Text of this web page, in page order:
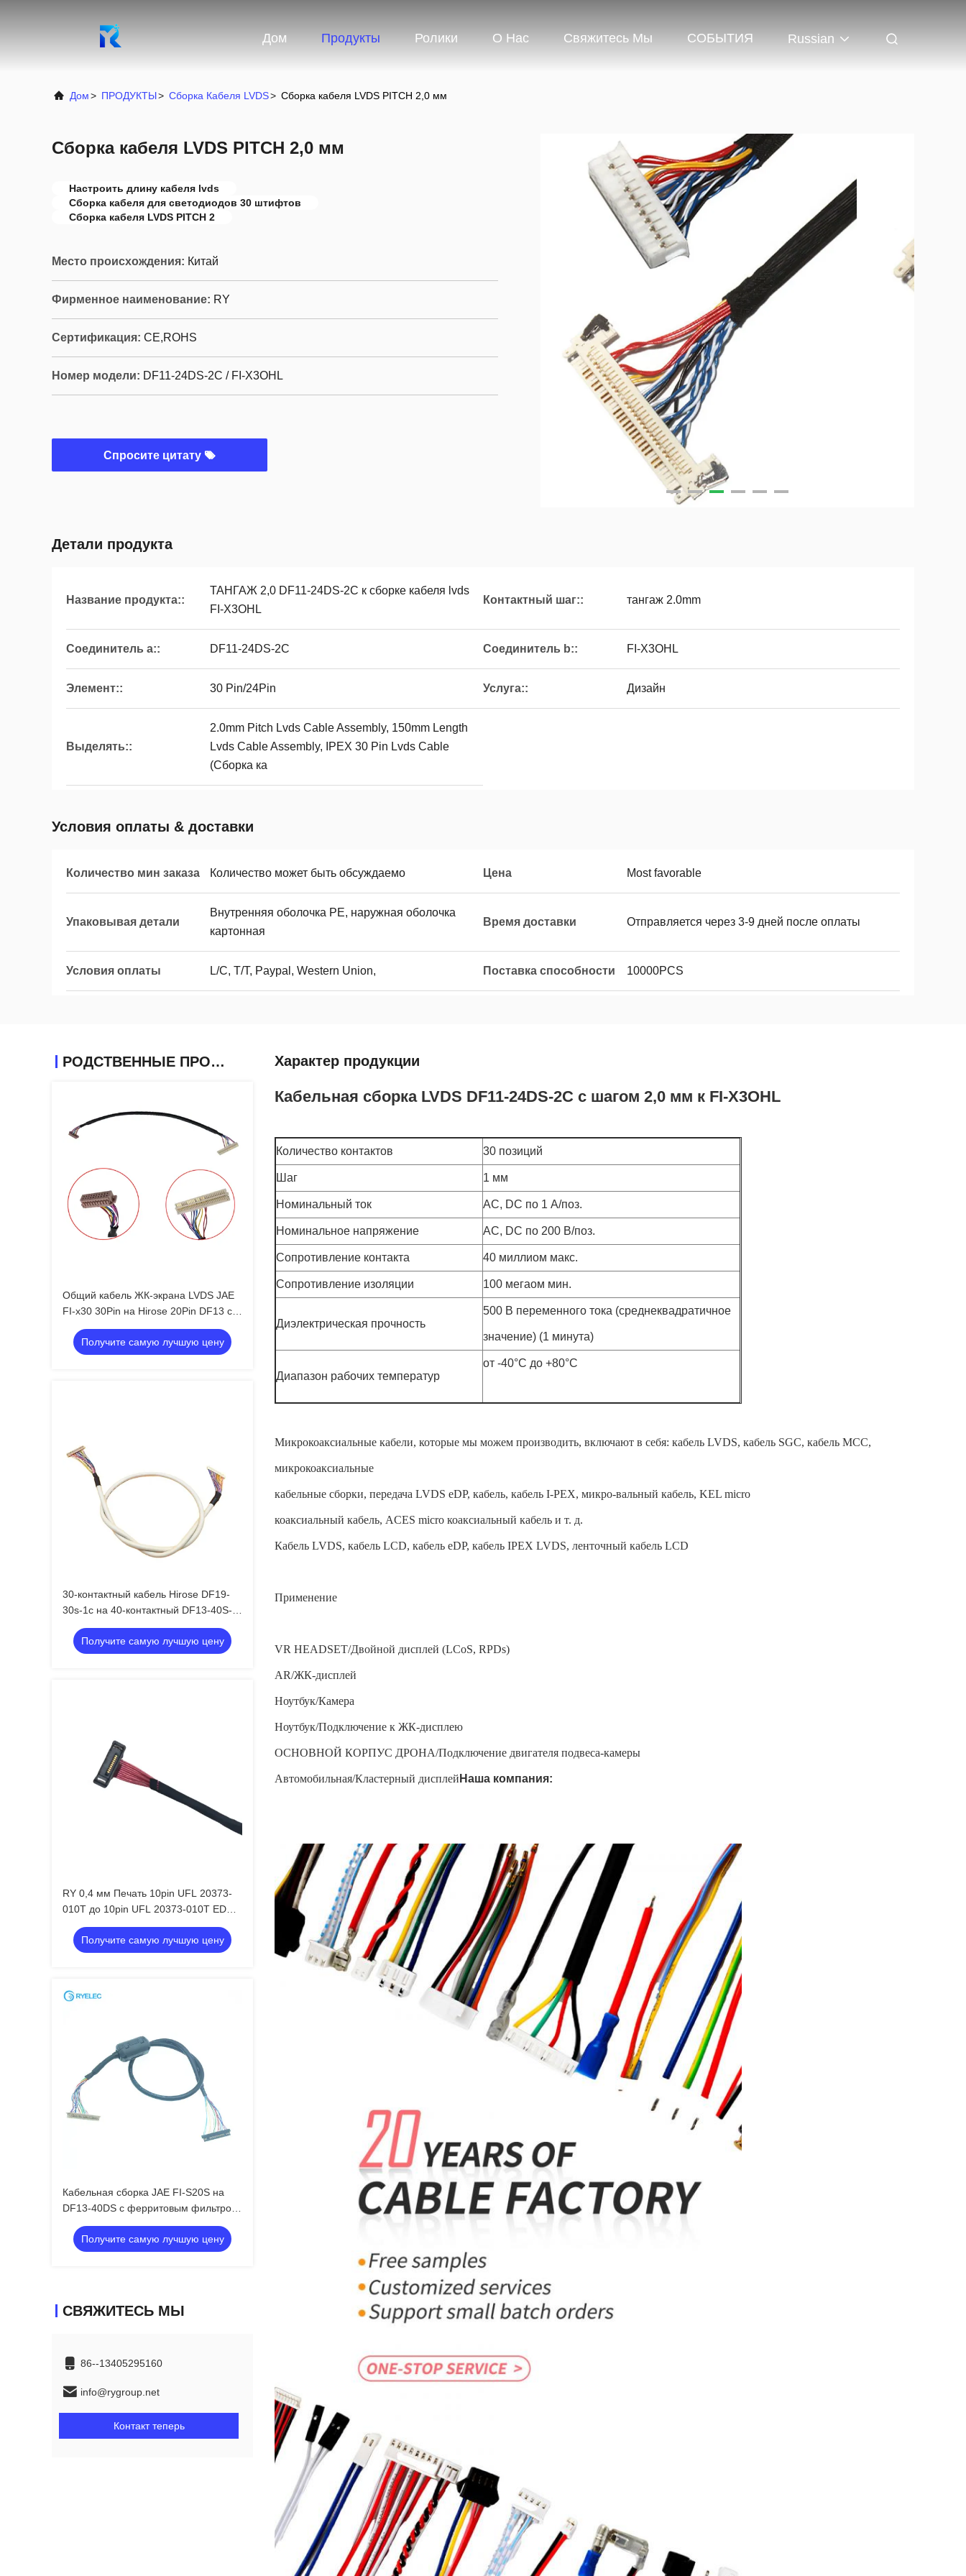
Дом Продукты Ролики О Нас Свяжитесь Мы СОБЫТИЯ Russian
Дом> ПРОДУКТЫ> Сборка Кабеля LVDS> Сборка кабеля LVDS PITCH 2,0 мм
Сборка кабеля LVDS PITCH 2,0 мм
Настроить длину кабеля lvds
Сборка кабеля для светодиодов 30 штифтов
Сборка кабеля LVDS PITCH 2
Место происхождения: Китай
Фирменное наименование: RY
Сертификация: CE,ROHS
Номер модели: DF11-24DS-2C / FI-X3OHL
Спросите цитату
Детали продукта
Название продукта::
ТАНГАЖ 2,0 DF11-24DS-2C к сборке кабеля lvds
FI-X3OHL
Контактный шаг:: тангаж 2.0mm
Соединитель a:: DF11-24DS-2C Соединитель b:: FI-X3OHL
Элемент:: 30 Pin/24Pin Услуга:: Дизайн
Выделять::
2.0mm Pitch Lvds Cable Assembly, 150mm Length
Lvds Cable Assembly, IPEX 30 Pin Lvds Cable
(Сборка ка
Условия оплаты & доставки
Количество мин заказа Количество может быть обсуждаемо Цена Most favorable
Упаковывая детали
Внутренняя оболочка PE, наружная оболочка
картонная
Время доставки Отправляется через 3-9 дней после оплаты
Условия оплаты L/C, T/T, Paypal, Western Union, Поставка способности 10000PCS
РОДСТВЕННЫЕ ПРОДУКТЫ
Общий кабель ЖК-экрана LVDS JAE
FI-x30 30Pin на Hirose 20Pin DF13 с
витой экранированной проволокой
20276 для платы драйвера
Получите самую лучшую цену
30-контактный кабель Hirose DF19-
30s-1c на 40-контактный DF13-40S-
1.25C Copartner LVDS для ЖК-
дисплея
Получите самую лучшую цену
RY 0,4 мм Печать 10pin UFL 20373-
010T до 10pin UFL 20373-010T EDP
Micro Coax AWG36 Lvds Кабельная
сборкаПолучите самую лучшую цену
Кабельная сборка JAE FI-S20S на
DF13-40DS с ферритовым фильтром
ZCAT2035-0930 для LVDS
Получите самую лучшую цену
СВЯЖИТЕСЬ МЫ
86--13405295160
info@rygroup.net
Контакт теперь
Характер продукции
Кабельная сборка LVDS DF11-24DS-2C с шагом 2,0 мм к FI-X3OHL
Количество контактов 30 позиций
Шаг 1 мм
Номинальный ток AC, DC по 1 А/поз.
Номинальное напряжение AC, DC по 200 В/поз.
Сопротивление контакта 40 миллиом макс.
Сопротивление изоляции 100 мегаом мин.
Диэлектрическая прочность
500 В переменного тока (среднеквадратичное
значение) (1 минута)
Диапазон рабочих температур
от -40°C до +80°C
Микрокоаксиальные кабели, которые мы можем производить, включают в себя: кабель LVDS, кабель SGC, кабель MCC,
микрокоаксиальные
кабельные сборки, передача LVDS eDP, кабель, кабель I-PEX, микро-вальный кабель, KEL micro
коаксиальный кабель, ACES micro коаксиальный кабель и т. д.
Кабель LVDS, кабель LCD, кабель eDP, кабель IPEX LVDS, ленточный кабель LCD
Применение
VR HEADSET/Двойной дисплей (LCoS, RPDs)
AR/ЖК-дисплей
Ноутбук/Камера
Ноутбук/Подключение к ЖК-дисплею
ОСНОВНОЙ КОРПУС ДРОНА/Подключение двигателя подвеса-камеры
Автомобильная/Кластерный дисплей Наша компания: